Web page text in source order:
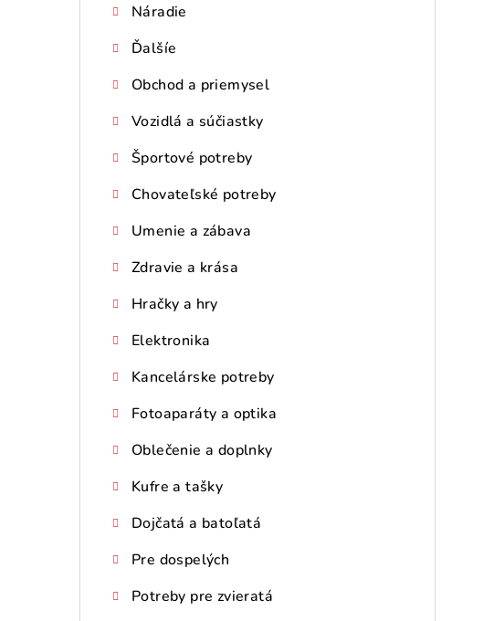
Náradie
Ďalšíe
Obchod a priemysel
Vozidlá a súčiastky
Športové potreby
Chovateľské potreby
Umenie a zábava
Zdravie a krása
Hračky a hry
Elektronika
Kancelárske potreby
Fotoaparáty a optika
Oblečenie a doplnky
Kufre a tašky
Dojčatá a batoľatá
Pre dospelých
Potreby pre zvieratá